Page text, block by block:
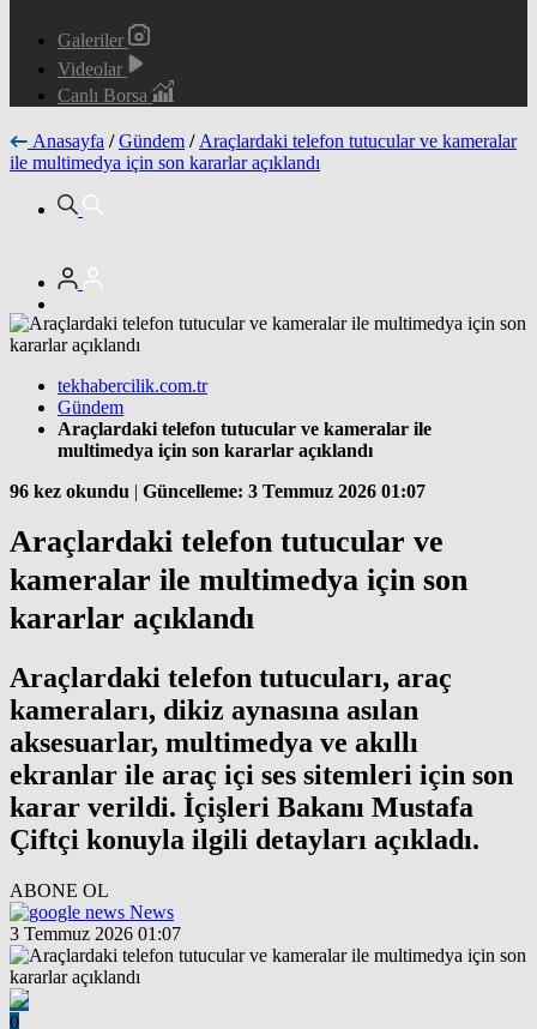
Galeriler
Videolar
Canlı Borsa
Anasayfa / Gündem / Araçlardaki telefon tutucular ve kameralar
ile multimedya için son kararlar açıklandı
tekhabercilik.com.tr
Gündem
Araçlardaki telefon tutucular ve kameralar ile
multimedya için son kararlar açıklandı
96 kez okundu | Güncelleme: 3 Temmuz 2026 01:07
Araçlardaki telefon tutucular ve
kameralar ile multimedya için son
kararlar açıklandı
Araçlardaki telefon tutucuları, araç
kameraları, dikiz aynasına asılan
aksesuarlar, multimedya ve akıllı
ekranlar ile araç içi ses sitemleri için son
karar verildi. İçişleri Bakanı Mustafa
Çiftçi konuyla ilgili detayları açıkladı.
ABONE OL
News
3 Temmuz 2026 01:07
0